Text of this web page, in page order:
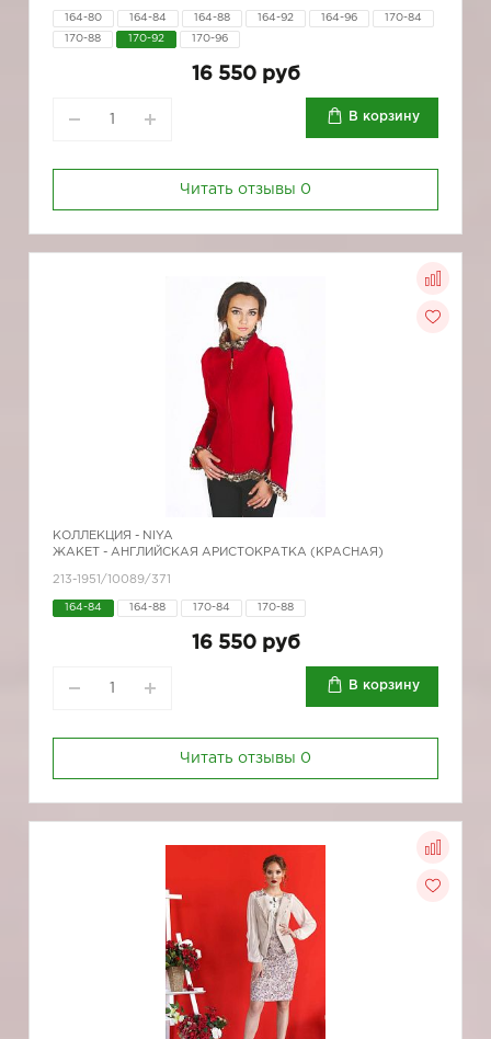
164-80 164-84 164-88 164-92 164-96 170-84
170-88 170-92 170-96
16 550 руб
В корзину
Читать отзывы 0
КОЛЛЕКЦИЯ - NIYA
ЖАКЕТ - АНГЛИЙСКАЯ АРИСТОКРАТКА (КРАСНАЯ)
213-1951/10089/371
164-84 164-88 170-84 170-88
16 550 руб
В корзину
Читать отзывы 0